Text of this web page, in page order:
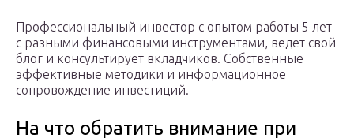
Профессиональный инвестор с опытом работы 5 лет
с разными финансовыми инструментами, ведет свой
блог и консультирует вкладчиков. Собственные
эффективные методики и информационное
сопровождение инвестиций.
На что обратить внимание при